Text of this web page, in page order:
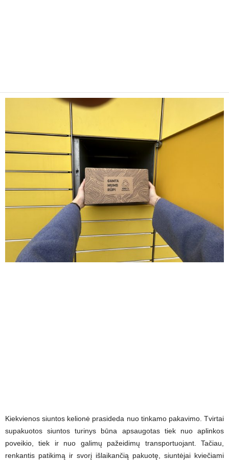
Kiekvienos siuntos kelionė prasideda nuo tinkamo pakavimo. Tvirtai
supakuotos siuntos turinys būna apsaugotas tiek nuo aplinkos
poveikio, tiek ir nuo galimų pažeidimų transportuojant. Tačiau,
renkantis patikimą ir svorį išlaikančią pakuotę, siuntėjai kviečiami